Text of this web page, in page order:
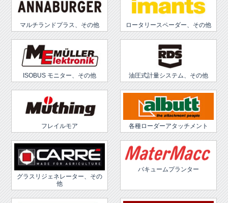
マルチランドプラス、その他 ロータリースペーダー、その他
ISOBUS モニター、その他 油圧式計量システム、その他
フレイルモア 各種ローダーアタッチメント
グラスリジェネレーター、その
他
バキュームプランター